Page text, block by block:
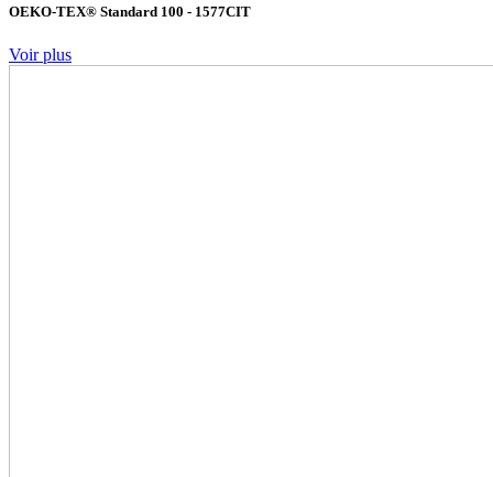
OEKO-TEX® Standard 100 - 1577CIT
Voir plus